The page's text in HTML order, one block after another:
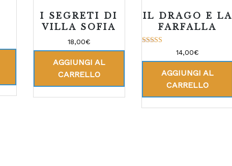
I SEGRETI DI
VILLA SOFIA
18,00€
AGGIUNGI AL
CARRELLO
IL DRAGO E LA
FARFALLA
su 5
14,00€
AGGIUNGI AL
CARRELLO